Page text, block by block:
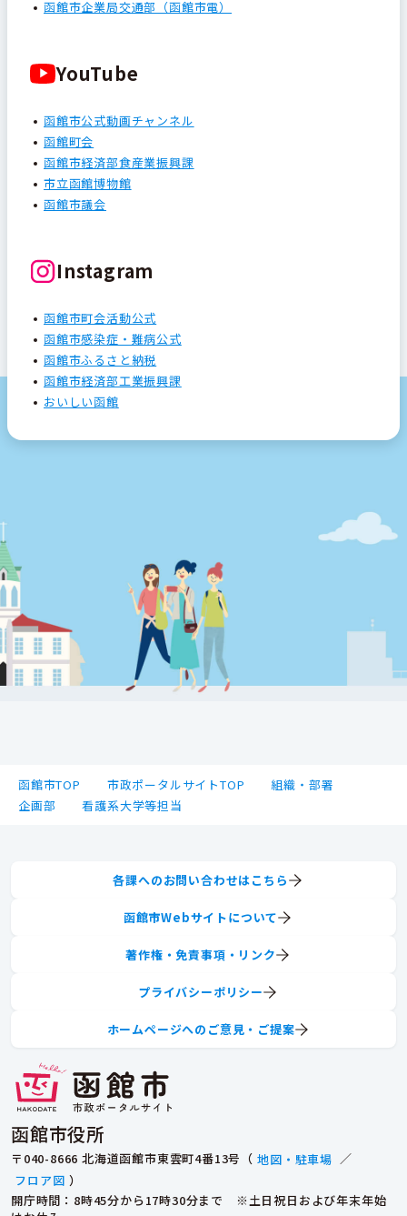
函館市企業局交通部（函館市電）
YouTube
函館市公式動画チャンネル
函館町会
函館市経済部食産業振興課
市立函館博物館
函館市議会
Instagram
函館市町会活動公式
函館市感染症・難病公式
函館市ふるさと納税
函館市経済部工業振興課
おいしい函館
函館市TOP 市政ポータルサイトTOP
組織・部署
企画部
看護系大学等担当
函館市役所
〒040-8666 北海道函館市東雲町4番13号（ 地図・駐車場 ／
フロア図 ）
開庁時間：8時45分から17時30分まで ※土日祝日および年末年始
各課へのお問い合わせはこちら
函館市Webサイトについて
著作権・免責事項・リンク
プライバシーポリシー
ホームページへのご意見・ご提案